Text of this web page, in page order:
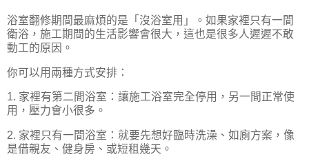
浴室翻修期間最麻煩的是「沒浴室用」。如果家裡只有一間
衛浴，施工期間的生活影響會很大，這也是很多人遲遲不敢
動工的原因。
你可以用兩種方式安排：
1. 家裡有第二間浴室：讓施工浴室完全停用，另一間正常使
用，壓力會小很多。
2. 家裡只有一間浴室：就要先想好臨時洗澡、如廁方案，像
是借親友、健身房、或短租幾天。